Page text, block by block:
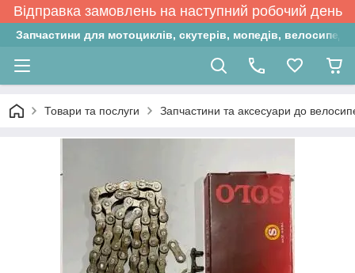
Відправка замовлень на наступний робочий день
Запчастини для мотоциклів, скутерів, мопедів,
Товари та послуги Запчастини та аксесуари до